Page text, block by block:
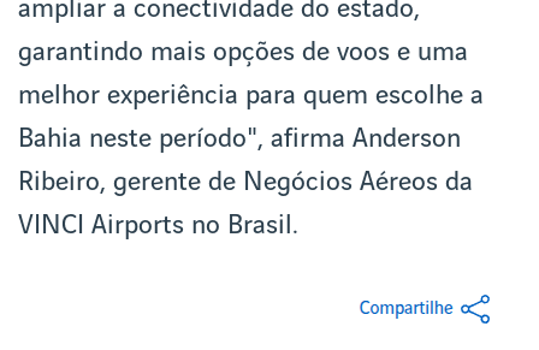
ampliar a conectividade do estado,
garantindo mais opções de voos e uma
melhor experiência para quem escolhe a
Bahia neste período", afirma Anderson
Ribeiro, gerente de Negócios Aéreos da
VINCI Airports no Brasil.